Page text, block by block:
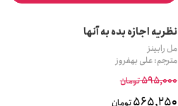
نظریه اجازه بده به آنها
مل رابینز
مترجم: علی بهفروز
595,000تومان
565,250تومان